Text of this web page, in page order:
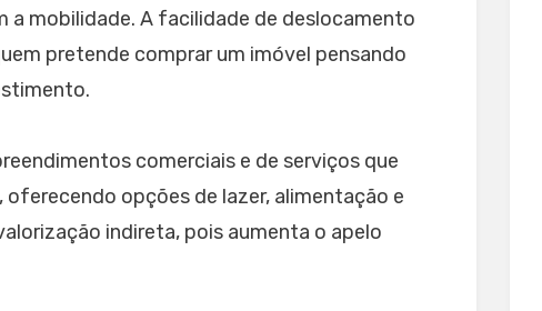
a mobilidade. A facilidade de deslocamento
pretende comprar um imóvel pensando
comerciais e de serviços que
opções de lazer, alimentação e
indireta, pois aumenta o apelo